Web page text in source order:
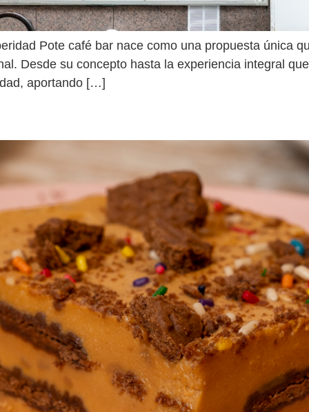
Pote café bar nace como una propuesta única
Desde su concepto hasta la experiencia integral
aportando […]